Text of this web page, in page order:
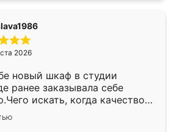
2026
новый шкаф в студии
ранее заказывала себе
искать, когда качеством
Служит кухня уже почти
нет.